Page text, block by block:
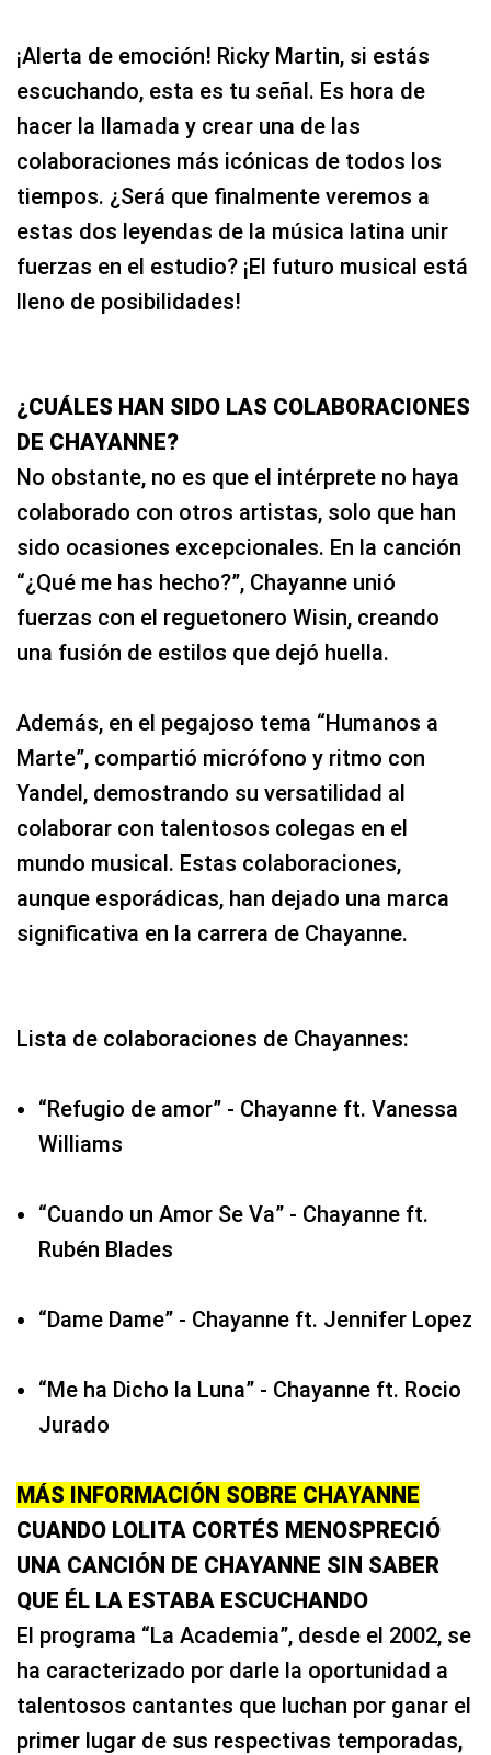
¡Alerta de emoción! Ricky Martin, si estás
escuchando, esta es tu señal. Es hora de
hacer la llamada y crear una de las
colaboraciones más icónicas de todos los
tiempos. ¿Será que finalmente veremos a
estas dos leyendas de la música latina unir
fuerzas en el estudio? ¡El futuro musical está
lleno de posibilidades!
¿CUÁLES HAN SIDO LAS COLABORACIONES
DE CHAYANNE?
No obstante, no es que el intérprete no haya
colaborado con otros artistas, solo que han
sido ocasiones excepcionales. En la canción
“¿Qué me has hecho?”, Chayanne unió
fuerzas con el reguetonero Wisin, creando
una fusión de estilos que dejó huella.
Además, en el pegajoso tema “Humanos a
Marte”, compartió micrófono y ritmo con
Yandel, demostrando su versatilidad al
colaborar con talentosos colegas en el
mundo musical. Estas colaboraciones,
aunque esporádicas, han dejado una marca
significativa en la carrera de Chayanne.
Lista de colaboraciones de Chayannes:
“Refugio de amor” - Chayanne ft. Vanessa
Williams
“Cuando un Amor Se Va” - Chayanne ft.
Rubén Blades
“Dame Dame” - Chayanne ft. Jennifer Lopez
“Me ha Dicho la Luna” - Chayanne ft. Rocio
Jurado
MÁS INFORMACIÓN SOBRE CHAYANNE
CUANDO LOLITA CORTÉS MENOSPRECIÓ
UNA CANCIÓN DE CHAYANNE SIN SABER
QUE ÉL LA ESTABA ESCUCHANDO
El programa “La Academia”, desde el 2002, se
ha caracterizado por darle la oportunidad a
talentosos cantantes que luchan por ganar el
primer lugar de sus respectivas temporadas,